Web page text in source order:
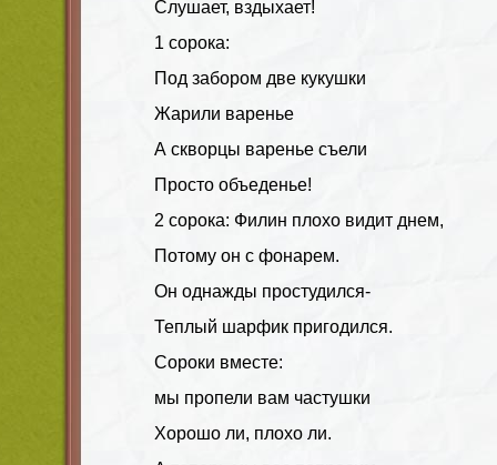
Слушает, вздыхает!
1 сорока:
Под забором две кукушки
Жарили варенье
А скворцы варенье съели
Просто объеденье!
2 сорока: Филин плохо видит днем,
Потому он с фонарем.
Он однажды простудился-
Теплый шарфик пригодился.
Сороки вместе:
мы пропели вам частушки
Хорошо ли, плохо ли.